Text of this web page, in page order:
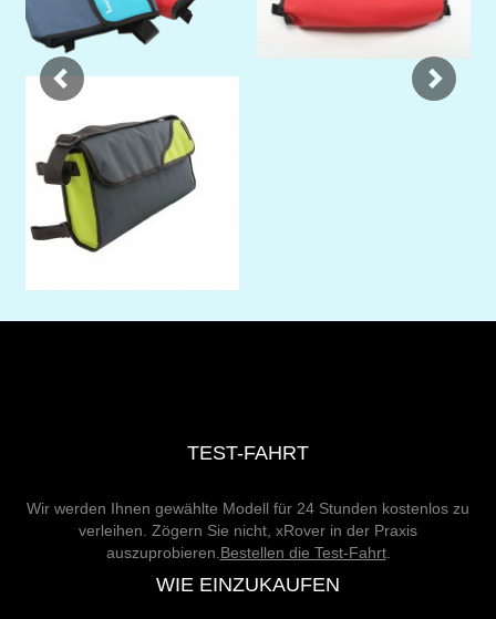
TEST-FAHRT
Wir werden Ihnen gewählte Modell für 24 Stunden kostenlos zu
verleihen. Zögern Sie nicht, xRover in der Praxis
auszuprobieren. Bestellen die Test-Fahrt.
WIE EINZUKAUFEN